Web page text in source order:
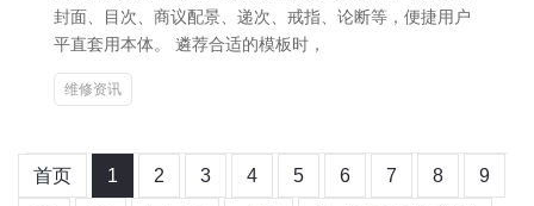
封面、目次、商议配景、递次、戒指、论断等，便捷用户
平直套用本体。 遴荐合适的模板时，
维修资讯
首页 1 2 3 4 5 6 7 8 9